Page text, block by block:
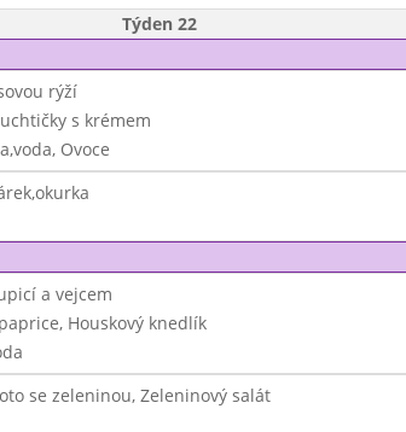
Týden 22
rýží
s krémem
Ovoce
a vejcem
Houskový knedlík
se zeleninou, Zeleninový salát